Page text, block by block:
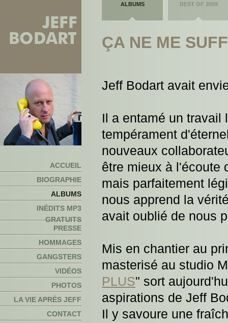
ACCUEIL
BIOGRAPHIE
ALBUMS
INÉDITS MP3
GRATUITS
PRESSE
HOMMAGES
GANGSTERS
VIDÉOS
PHOTOS
LA VIE APRÈS JEFF
CONTACT
ALBUMS BEST OF 2009
ÇA NE ME
Jeff Bodart avait
Il a entamé un travail
tempérament
nouveaux
être mieux à l'écoute
mais parfaitement
nous apprend la
avait oublié de nous
Mis en chantier au
masterisé au studio
PLUS" sort
aspirations de Jeff
Il y savoure une